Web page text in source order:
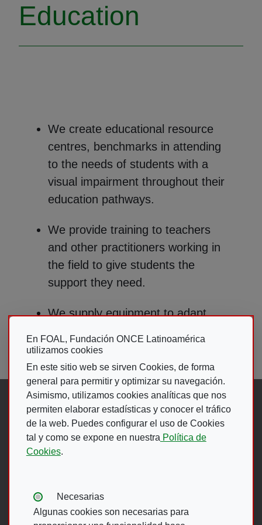
En FOAL, Fundación ONCE Latinoamérica
utilizamos cookies
En este sitio web se sirven Cookies, de forma
general para permitir y optimizar su navegación.
Asimismo, utilizamos cookies analíticas que nos
permiten elaborar estadísticas y conocer el tráfico
de la web. Puedes configurar el uso de Cookies
tal y como se expone en nuestra Política de
Cookies.
Tipos de cookies:
Necesarias
Algunas cookies son necesarias para
Education
We create educational resource
centres, benchmarks in attending
to the needs of students with a
visual impairment throughout their
education pathways.
We provide training to teachers
and other practitioners working in
the field to give students the
support they need.
We supply equipment to adapt
formats.
Síguenos en:
Abre en ventana nueva. Ir a
Abre en ventana nueva. Ir
(Abre en nueva ventana)
Abre en ventana
(Abre en nueva
Abre en ventana
(Abre en nueva